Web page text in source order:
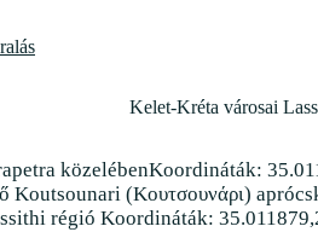
Kelet-Kréta városai
közelébenKoordináták:
Koutsounari (Κουτσουνάρι)
régió Koordináták: